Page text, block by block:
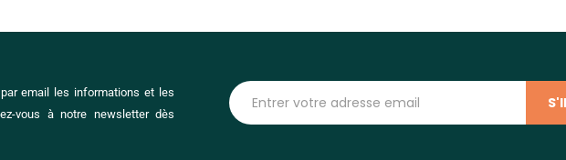
email les informations et les
vous à notre newsletter dès